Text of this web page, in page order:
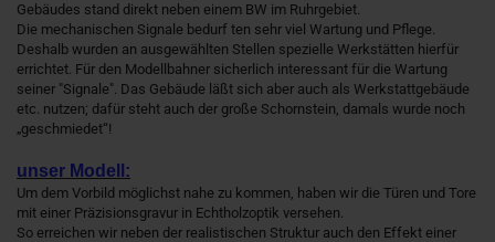
Gebäudes stand direkt neben einem BW im Ruhrgebiet.
Die mechanischen Signale bedurf ten sehr viel Wartung und Pflege.
Deshalb wurden an ausgewählten Stellen spezielle Werkstätten hierfür
errichtet. Für den Modellbahner sicherlich interessant für die Wartung
seiner "Signale". Das Gebäude läßt sich aber auch als Werkstattgebäude
etc. nutzen; dafür steht auch der große Schornstein, damals wurde noch
„geschmiedet“!
unser Modell:
Um dem Vorbild möglichst nahe zu kommen, haben wir die Türen und Tore
mit einer Präzisionsgravur in Echtholzoptik versehen.
So erreichen wir neben der realistischen Struktur auch den Effekt einer